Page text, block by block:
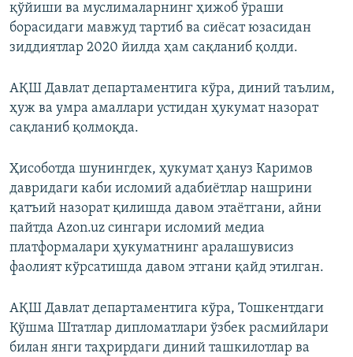
қўйиши ва муслималарнинг ҳижоб ўраши
борасидаги мавжуд тартиб ва сиёсат юзасидан
зиддиятлар 2020 йилда ҳам сақланиб қолди.
АҚШ Давлат департаментига кўра, диний таълим,
ҳуж ва умра амаллари устидан ҳукумат назорат
сақланиб қолмоқда.
Ҳисоботда шунингдек, ҳукумат ҳануз Каримов
давридаги каби исломий адабиётлар нашрини
қатъий назорат қилишда давом этаётгани, айни
пайтда Azon.uz сингари исломий медиа
платформалари ҳукуматнинг аралашувисиз
фаолият кўрсатишда давом этгани қайд этилган.
АҚШ Давлат департаментига кўра, Тошкентдаги
Қўшма Штатлар дипломатлари ўзбек расмийлари
билан янги таҳрирдаги диний ташкилотлар ва